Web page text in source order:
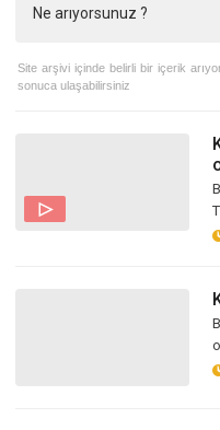
Site arşivi içinde belirli bir içerik
sonuca ulaşabilirsiniz